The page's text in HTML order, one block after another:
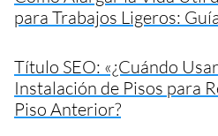
para Trabajos Ligeros:
Título SEO: «¿Cuándo
Instalación de Pisos para
Piso Anterior?